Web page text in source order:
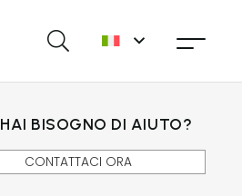
HAI BISOGNO DI AIUTO?
CONTATTACI ORA